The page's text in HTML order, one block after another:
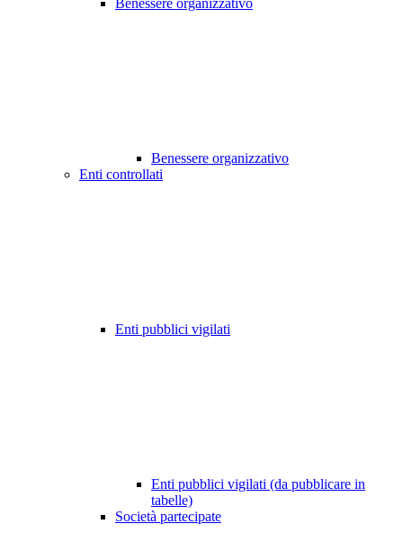
Benessere organizzativo
Benessere organizzativo
Enti controllati
Enti pubblici vigilati
Enti pubblici vigilati (da pubblicare in
tabelle)
Società partecipate